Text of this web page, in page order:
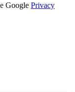
Google Privacy